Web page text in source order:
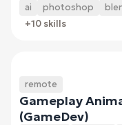
ai photoshop
+10 skills
remote
Gameplay
(GameDev)